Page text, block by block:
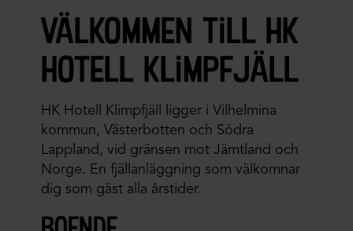
välkommen till hk
hotell klimpfjäll
HK Hotell Klimpfjäll ligger i Vilhelmina
kommun, Västerbotten och Södra
Lappland, vid gränsen mot Jämtland och
Norge. En fjällanläggning som välkomnar
dig som gäst alla årstider.